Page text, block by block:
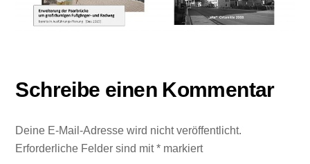
Schreibe einen Kommentar
Deine E-Mail-Adresse wird nicht veröffentlicht.
Erforderliche Felder sind mit* markiert